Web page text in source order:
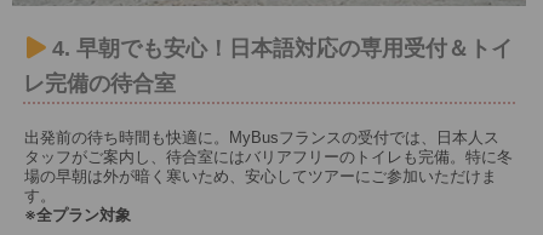
4. 早朝でも安心！日本語対応の専用受付＆トイ
レ完備の待合室
出発前の待ち時間も快適に。MyBusフランスの受付では、日本人ス
タッフがご案内し、待合室にはバリアフリーのトイレも完備。特に冬
場の早朝は外が暗く寒いため、安心してツアーにご参加いただけま
す。
※全プラン対象